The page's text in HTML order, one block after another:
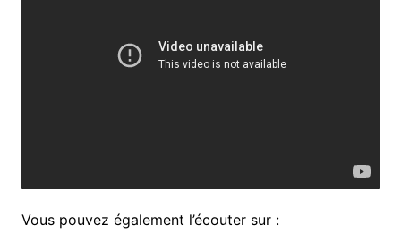
Vous pouvez également l’écouter sur :